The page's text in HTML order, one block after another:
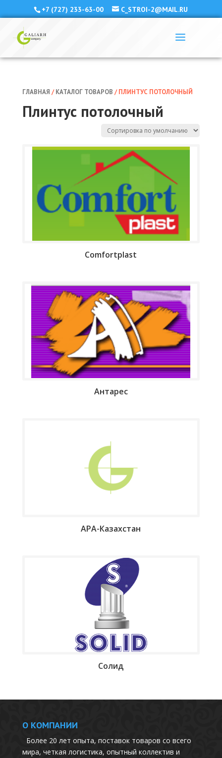
+7 (727) 233-63-00 C_STROI-2@MAIL.RU
ГЛАВНАЯ /КАТАЛОГ ТОВАРОВ / ПЛИНТУС ПОТОЛОЧНЫЙ
Плинтус потолочный
Comfortplast
Антарес
АРА-Казахстан
Солид
О КОМПАНИИ
Более 20 лет опыта, поставок товаров со всего
мира, четкая логистика, опытный коллектив и